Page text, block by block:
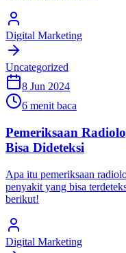
Digital Marketing
Uncategorized
8 Jun 2024
6 menit baca
Pemeriksaan
Bisa Dideteksi
Apa itu pemeriksaan
penyakit yang bisa
berikut!
Digital Marketing